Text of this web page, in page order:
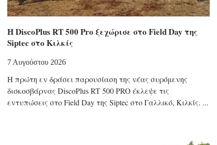
Η DiscoPlus RT 500 Pro ξεχώρισε στο Field Day της
Siptec στο Κιλκίς
7 Αυγούστου 2026
Η πρώτη εν δράσει παρουσίαση της νέας συρόμενης
δισκοσβάρνας DiscoPlus RT 500 PRO έκλεψε τις
εντυπώσεις στο Field Day της Siptec στο Γαλλικό, Κιλκίς.